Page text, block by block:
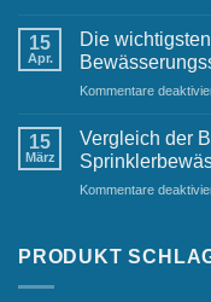
15
Apr.
Die
Kommentare
15
März
Vergleich der
Kommentare
PRODUKT